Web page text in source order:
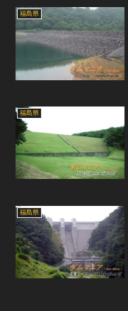
福島県
福島県
福島県